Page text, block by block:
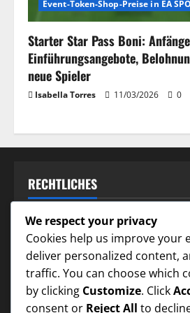
Event-Token-Shop-Preise in EA
Starter Star Pass Boni:
Einführungsangebote,
neue Spieler
Isabella Torres 11/03/2026 0
RECHTLICHES
Benutzervereinbarung
Cookies und Tracking
Kontakt
Unsere Geschichte
We respect your privacy
Cookies help us improve your
deliver personalized content,
traffic. You can choose which
by clicking Customize. Click
consent or Reject All to